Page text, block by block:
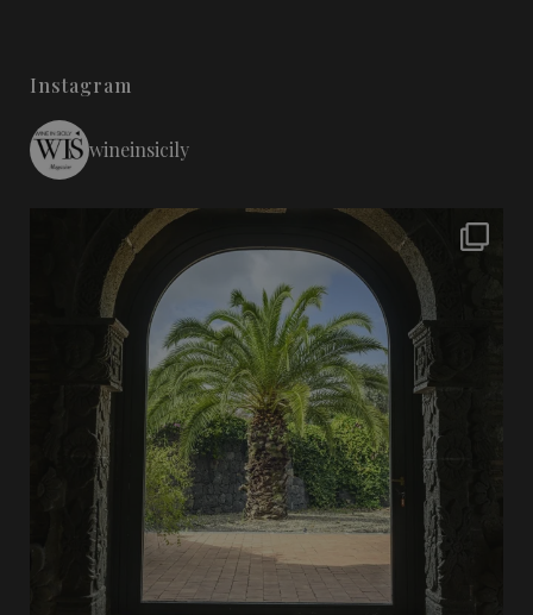
Instagram
wineinsicily